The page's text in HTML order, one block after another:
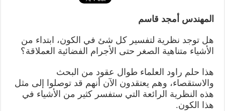
المهندس أمجد قاسم
هل توجد نظرية لتفسير كل شئ في الكون، ابتداء من
الأشياء متناهية الصغر حتى الأجرام الفضائية العملاقة؟
هذا حلم راود العلماء طوال عقود من البحث
والاستقصاء، وهم يعتقدون الآن أنهم قد توصلوا إلى مثل
هذه النظرية الرائعة التي ستفسر كثير من الأشياء في
هذا الكون.